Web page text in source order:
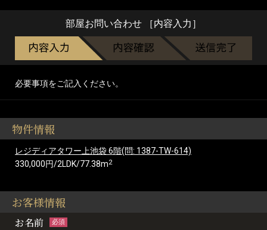
部屋お問い合わせ ［内容入力］
必要事項をご記入ください。
物件情報
レジディアタワー上池袋 6階(問: 1387-TW-614)
330,000円/2LDK/77.38m2
お客様情報
お名前 必須